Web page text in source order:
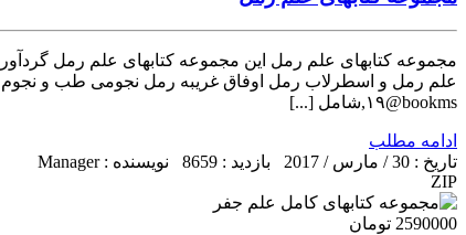
۱۹@bookms,شامل [...]
ادامه مطلب
تاریخ : 30 / مارس / 2017
بازدید : 8659
نویسنده : Manager
ZIP
2590000 تومان